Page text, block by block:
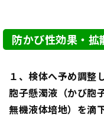
防かび性効果・拡
１、検体へ予め調整
胞子懸濁液（かび胞
無機液体培地）を滴